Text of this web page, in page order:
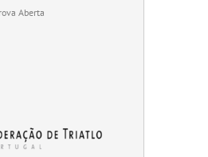
Aberta